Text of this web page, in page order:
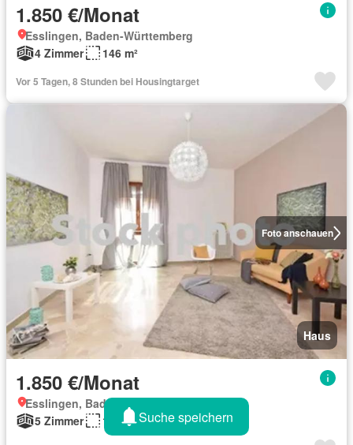
1.850 €/Monat
Esslingen, Baden-Württemberg
4 Zimmer
146 m²
Vor 5 Tagen, 8 Stunden bei Housingtarget
Foto anschauen
Haus
1.850 €/Monat
Esslingen, Baden-Württemberg
5 Zimmer
137 m²Suche speichern